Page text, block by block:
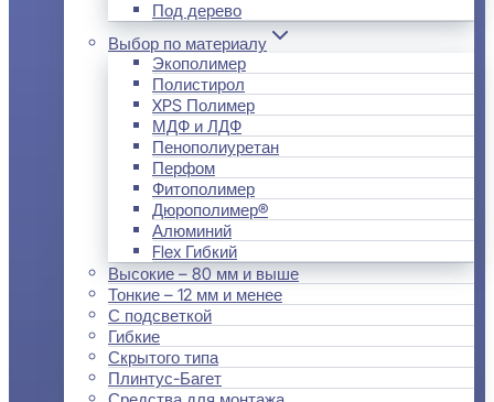
Под дерево
Выбор по материалу
Экополимер
Полистирол
XPS Полимер
МДФ и ЛДФ
Пенополиуретан
Перфом
Фитополимер
Дюрополимер®
Алюминий
Flex Гибкий
Высокие – 80 мм и выше
Тонкие – 12 мм и менее
С подсветкой
Гибкие
Скрытого типа
Плинтус-Багет